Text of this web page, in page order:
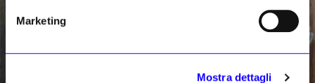
Marketing
Mostra dettagli